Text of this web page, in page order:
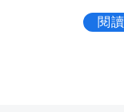
閱